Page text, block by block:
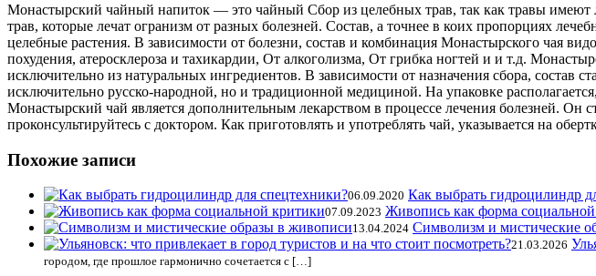
Монастырский чайный напиток — это чайный Сбор из целебных трав, так как травы имеют
трав, которые лечат огранизм от разных болезней. Состав, а точнее в коих пропорциях
целебные растения. В зависимости от болезни, состав и комбинация Монастырского чая
похудения, атеросклероза и тахикардии, От алкоголизма, От грибка ногтей и и т.д.
исключительно из натуральных ингредиентов. В зависимости от назначения сбора, состав
исключительно русско-народной, но и традиционной медициной. На упаковке
Монастырский чай является дополнительным лекарством в процессе лечения болезней. Он
проконсультируйтесь с доктором. Как приготовлять и употреблять чай, указывается на
Похожие записи
06.09.2020 Как выбрать гидроцилиндр
07.09.2023 Живопись как форма
13.04.2024 Символизм и мистические
21.03.2026
городом, где прошлое гармонично сочетается с […]